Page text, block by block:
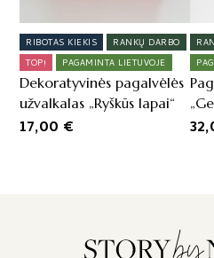
RIBOTAS KIEKIS
RANKŲ DARBO
TOP!
PAGAMINTA LIETUVOJE
Dekoratyvinės pagalvėlės
užvalkalas „Ryškūs lapai“
17,00 €